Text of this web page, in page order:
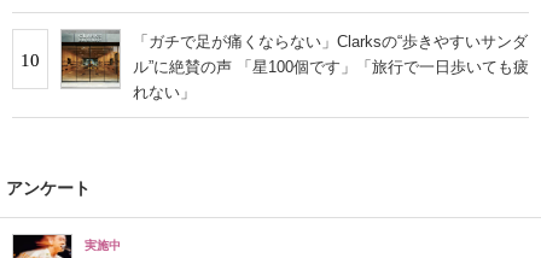
10
「ガチで足が痛くならない」Clarksの“歩きやすいサンダ
ル”に絶賛の声 「星100個です」「旅行で一日歩いても疲
れない」
アンケート
実施中